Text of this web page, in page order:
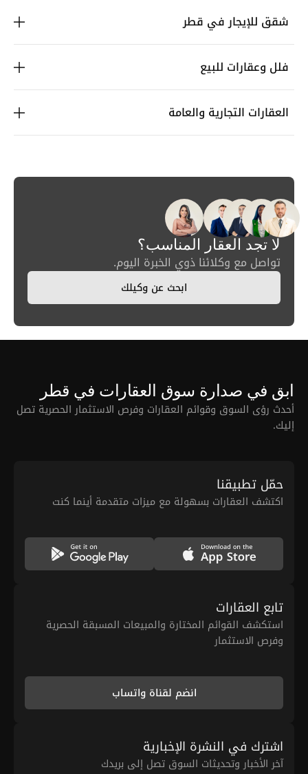
شقق للإيجار في قطر
فلل وعقارات للبيع
العقارات التجارية والعامة
لا تجد العقار المناسب؟
تواصل مع وكلائنا ذوي الخبرة اليوم.
ابحث عن وكيلك
ابق في صدارة سوق العقارات في قطر
أحدث رؤى السوق وقوائم العقارات وفرص الاستثمار الحصرية تصل
إليك.
حمّل تطبيقنا
اكتشف العقارات بسهولة مع ميزات متقدمة أينما كنت
تابع العقارات
استكشف القوائم المختارة والمبيعات المسبقة الحصرية
وفرص الاستثمار
انضم لقناة واتساب
اشترك في النشرة الإخبارية
آخر الأخبار وتحديثات السوق تصل إلى بريدك